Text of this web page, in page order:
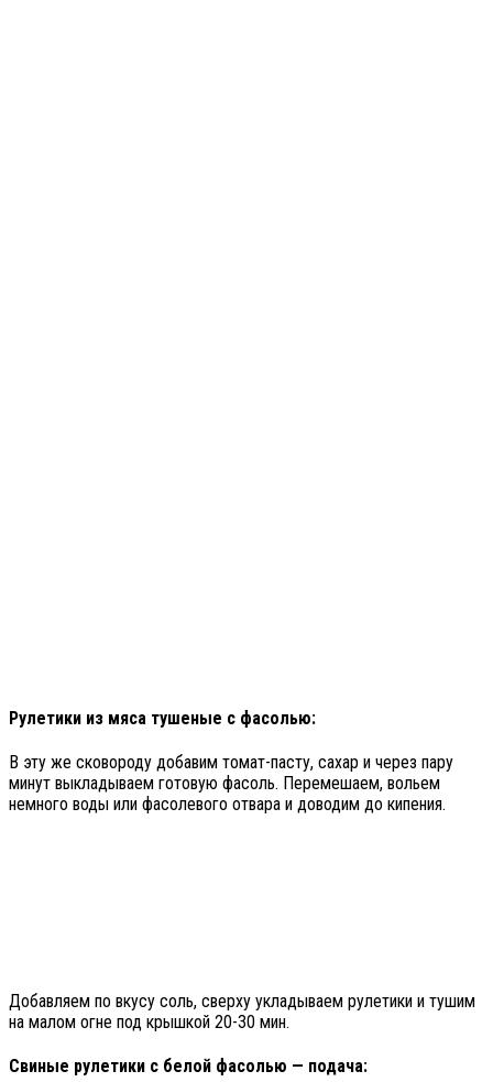
Рулетики из мяса тушеные с фасолью:
В эту же сковороду добавим томат-пасту, сахар и через пару
минут выкладываем готовую фасоль. Перемешаем, вольем
немного воды или фасолевого отвара и доводим до кипения.
Добавляем по вкусу соль, сверху укладываем рулетики и тушим
на малом огне под крышкой 20-30 мин.
Свиные рулетики с белой фасолью — подача: